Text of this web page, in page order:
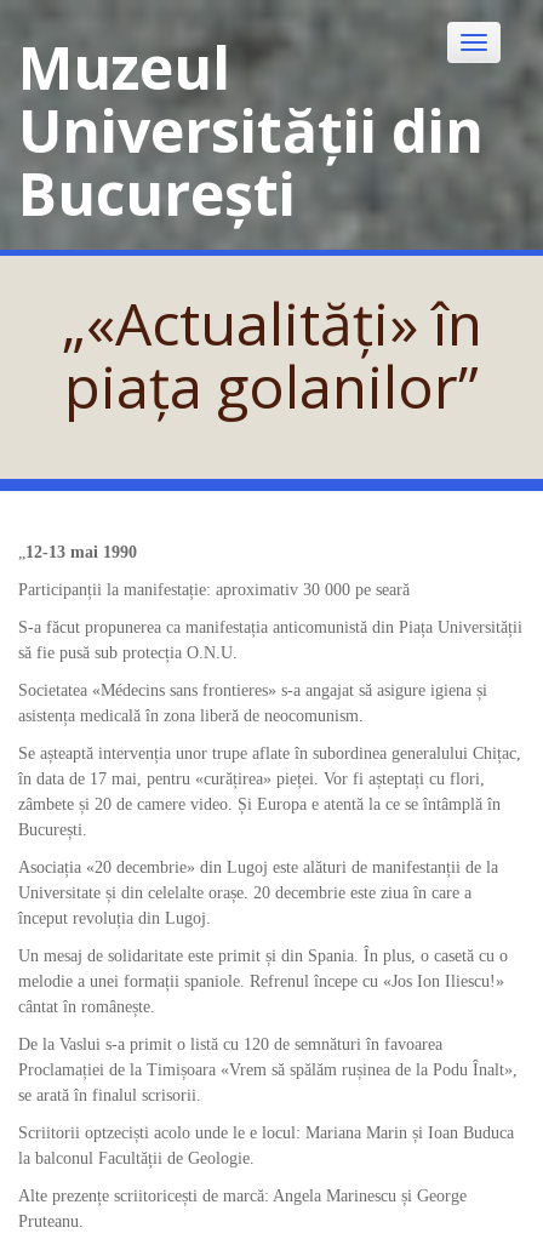
contentMuzeul
Universității din
București
Toggle
navigation
„«Actualități» în
piața golanilor”
„12-13 mai 1990
Participanții la manifestație: aproximativ 30 000 pe seară
S-a făcut propunerea ca manifestația anticomunistă din Piața Universității
să fie pusă sub protecția O.N.U.
Societatea «Médecins sans frontieres» s-a angajat să asigure igiena și
asistența medicală în zona liberă de neocomunism.
Se așteaptă intervenția unor trupe aflate în subordinea generalului Chițac,
în data de 17 mai, pentru «curățirea» pieței. Vor fi așteptați cu flori,
zâmbete și 20 de camere video. Și Europa e atentă la ce se întâmplă în
București.
Asociația «20 decembrie» din Lugoj este alături de manifestanții de la
Universitate și din celelalte orașe. 20 decembrie este ziua în care a
început revoluția din Lugoj.
Un mesaj de solidaritate este primit și din Spania. În plus, o casetă cu o
melodie a unei formații spaniole. Refrenul începe cu «Jos Ion Iliescu!»
cântat în românește.
De la Vaslui s-a primit o listă cu 120 de semnături în favoarea
Proclamației de la Timișoara «Vrem să spălăm rușinea de la Podu Înalt»,
se arată în finalul scrisorii.
Scriitorii optzeciști acolo unde le e locul: Mariana Marin și Ioan Buduca
la balconul Facultății de Geologie.
Alte prezențe scriitoricești de marcă: Angela Marinescu și George
Pruteanu.